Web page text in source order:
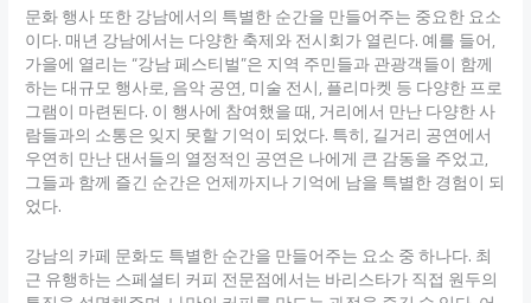
문화 행사 또한 강남에서의 특별한 순간을 만들어주는 중요한 요소
이다. 매년 강남에서는 다양한 축제와 전시회가 열린다. 예를 들어,
가을에 열리는 “강남 페스티벌”은 지역 주민들과 관광객들이 함께
하는 대규모 행사로, 음악 공연, 미술 전시, 플리마켓 등 다양한 프로
그램이 마련된다. 이 행사에 참여했을 때, 거리에서 만난 다양한 사
람들과의 소통은 잊지 못할 기억이 되었다. 특히, 길거리 공연에서
우연히 만난 댄서들의 열정적인 공연은 나에게 큰 감동을 주었고,
그들과 함께 즐긴 순간은 언제까지나 기억에 남을 특별한 경험이 되
었다.
강남의 카페 문화도 특별한 순간을 만들어주는 요소 중 하나다. 최
근 유행하는 스페셜티 커피 전문점에서는 바리스타가 직접 원두의